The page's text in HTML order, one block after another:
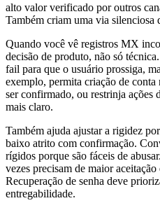
alto valor verificado por outros
Também criam uma via silenciosa
Quando você vê registros MX
decisão de produto, não só
fail para que o usuário prossiga,
exemplo, permita criação de conta
ser confirmado, ou restrinja ações
mais claro.
Também ajuda ajustar a rigidez
baixo atrito com confirmação.
rígidos porque são fáceis de
vezes precisam de maior
Recuperação de senha deve
entregabilidade.